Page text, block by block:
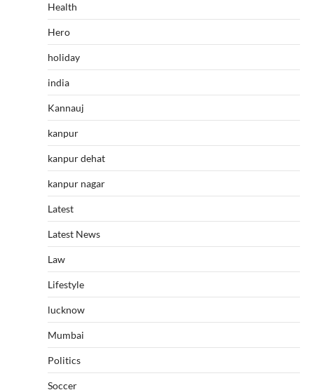
Health
Hero
holiday
india
Kannauj
kanpur
kanpur dehat
kanpur nagar
Latest
Latest News
Law
Lifestyle
lucknow
Mumbai
Politics
Soccer